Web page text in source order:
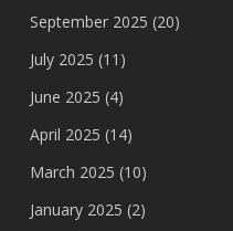
September 2025 (20)
July 2025 (11)
June 2025 (4)
April 2025 (14)
March 2025 (10)
January 2025 (2)